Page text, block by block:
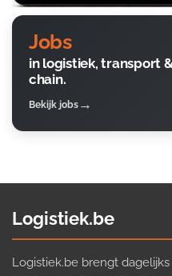
Jobs
in logistiek, transport
chain.
Bekijk jobs
Logistiek.be
Logistiek.be brengt